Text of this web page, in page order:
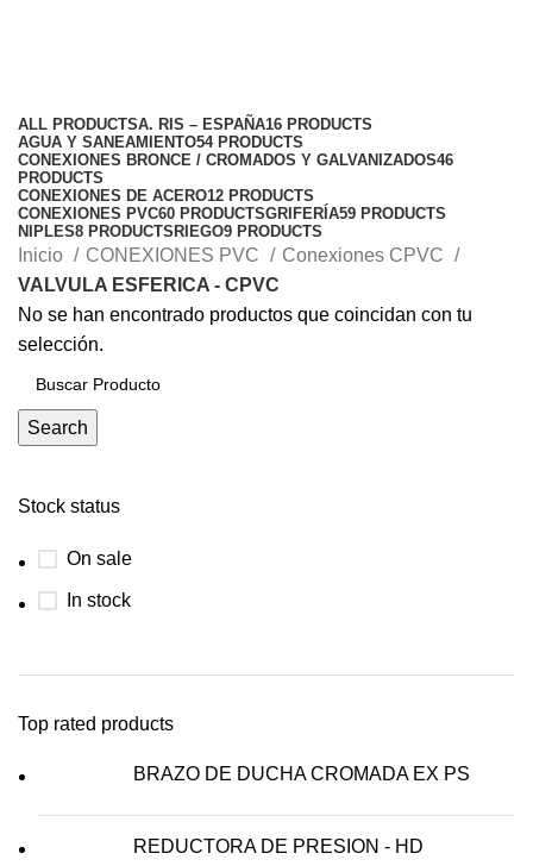
ALL PRODUCTSA. RIS – ESPAÑA16 PRODUCTS
AGUA Y SANEAMIENTO54 PRODUCTS
CONEXIONES BRONCE / CROMADOS Y GALVANIZADOS46
PRODUCTS
CONEXIONES DE ACERO12 PRODUCTS
CONEXIONES PVC60 PRODUCTSGRIFERÍA59 PRODUCTS
NIPLES8 PRODUCTS RIEGO9 PRODUCTS
Stock status
On sale
In stock
Top rated products
BRAZO DE DUCHA CROMADA EX PS
REDUCTORA DE PRESION - HD
Inicio CONEXIONES PVC
Conexiones CPVC
VALVULA ESFERICA - CPVC
No se han encontrado productos que coincidan con tu
selección.
Search